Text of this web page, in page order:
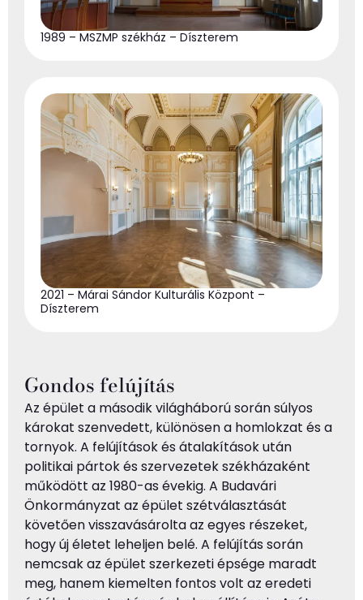
1989 – MSZMP székház – Díszterem
2021 – Márai Sándor Kulturális Központ –
Díszterem
Gondos felújítás
Az épület a második világháború során súlyos
károkat szenvedett, különösen a homlokzat és a
tornyok. A felújítások és átalakítások után
politikai pártok és szervezetek székházaként
működött az 1980-as évekig. A Budavári
Önkormányzat az épület szétválasztását
követően visszavásárolta az egyes részeket,
hogy új életet leheljen belé. A felújítás során
nemcsak az épület szerkezeti épsége maradt
meg, hanem kiemelten fontos volt az eredeti